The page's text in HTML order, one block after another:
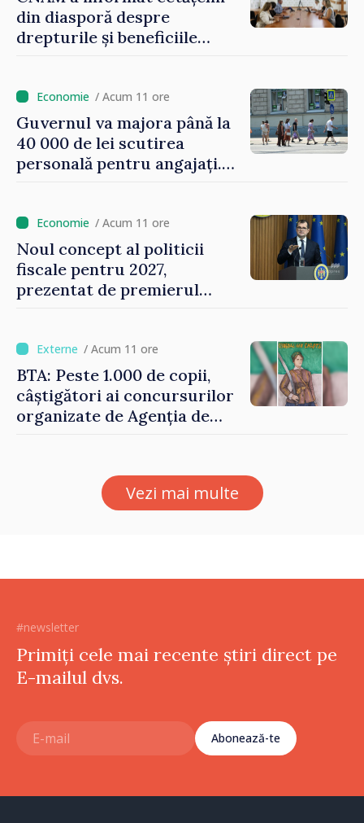
din diasporă despre
drepturile și beneficiile
/ Acum 11 ore
Guvernul va majora până la
40 000 de lei scutirea
personală pentru angajați.
oamenilor”/ Acum 11 ore
Noul concept al politicii
fiscale pentru 2027,
prezentat de premierul
investițiile, taxăm viciile și
echilibrăm taxarea
consumului”
/ Acum 11 ore
BTA: Peste 1.000 de copii,
câștigători ai concursurilor
organizate de Agenția de
Vezi mai multe
#newsletter
Primiți cele mai recente știri direct pe
E-mailul dvs.
Abonează-te